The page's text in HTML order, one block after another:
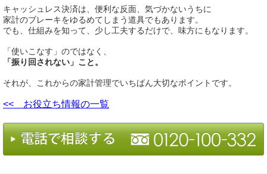
キャッシュレス決済は、便利な反面、気づかないうちに
家計のブレーキをゆるめてしまう道具でもあります。
でも、仕組みを知って、少し工夫するだけで、味方にもなります。
「使いこなす」のではなく、
「振り回されない」こと。
それが、これからの家計管理でいちばん大切なポイントです。
<< お役立ち情報の一覧